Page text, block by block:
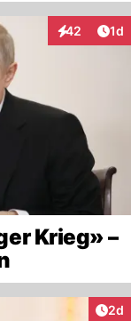
42
Interaktionen
1d
Krieg» –
2d